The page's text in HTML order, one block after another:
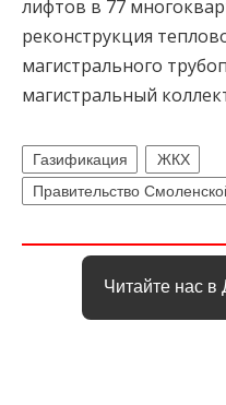
лифтов в 77
реконструкция
магистрального
магистральный
Газификация
ЖКХ
Правительство
Читайте нас в